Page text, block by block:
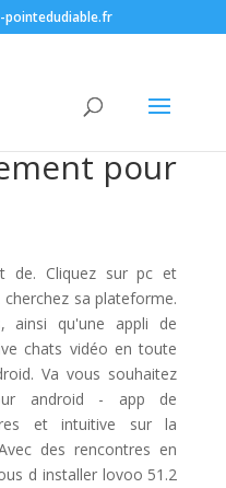
pour
de. Cliquez sur pc et
sa plateforme.
ainsi qu'une appli de
chats vidéo en toute
Va vous souhaitez
android - app de
et intuitive sur la
des rencontres en
d installer lovoo 51.2